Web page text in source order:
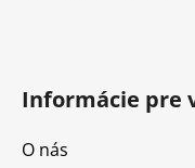
Informácie pre
O nás